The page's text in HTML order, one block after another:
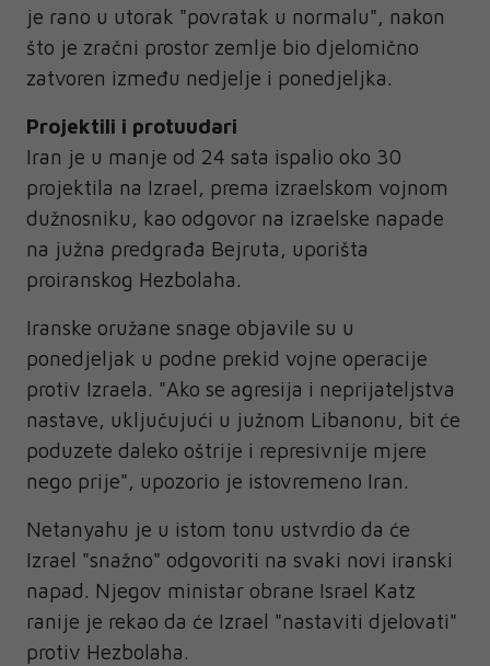
je rano u utorak "povratak u normalu", nakon
što je zračni prostor zemlje bio djelomično
zatvoren između nedjelje i ponedjeljka.
Projektili i protuudari
Iran je u manje od 24 sata ispalio oko 30
projektila na Izrael, prema izraelskom vojnom
dužnosniku, kao odgovor na izraelske napade
na južna predgrađa Bejruta, uporišta
proiranskog Hezbolaha.
Iranske oružane snage objavile su u
ponedjeljak u podne prekid vojne operacije
protiv Izraela. "Ako se agresija i neprijateljstva
nastave, uključujući u južnom Libanonu, bit će
poduzete daleko oštrije i represivnije mjere
nego prije", upozorio je istovremeno Iran.
Netanyahu je u istom tonu ustvrdio da će
Izrael "snažno" odgovoriti na svaki novi iranski
napad. Njegov ministar obrane Israel Katz
ranije je rekao da će Izrael "nastaviti djelovati"
protiv Hezbolaha.